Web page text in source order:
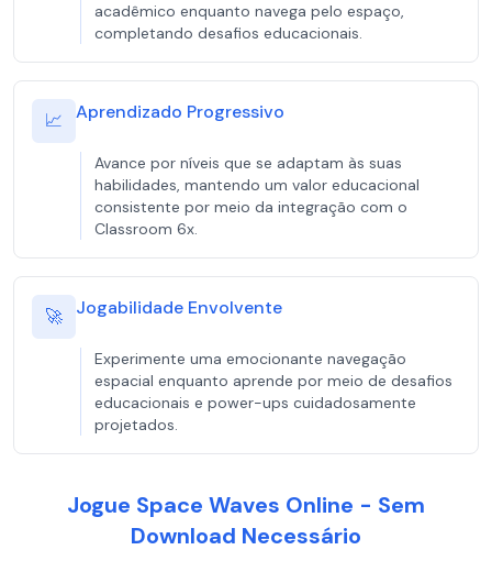
acadêmico enquanto navega pelo espaço,
completando desafios educacionais.
📈 Aprendizado Progressivo
Avance por níveis que se adaptam às suas
habilidades, mantendo um valor educacional
consistente por meio da integração com o
Classroom 6x.
🚀 Jogabilidade Envolvente
Experimente uma emocionante navegação
espacial enquanto aprende por meio de desafios
educacionais e power-ups cuidadosamente
projetados.
Jogue Space Waves Online - Sem
Download Necessário